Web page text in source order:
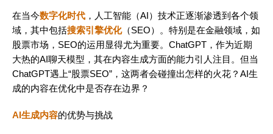
在当今数字化时代 ，人工智能（AI）技术正逐渐渗透到各个领
域，其中包括搜索引擎优化（SEO）。特别是在金融领域，如
股票市场，SEO的运用显得尤为重要。ChatGPT，作为近期
大热的AI聊天模型，其在内容生成方面的能力引人注目。但当
ChatGPT遇上“股票SEO”，这两者会碰撞出怎样的火花？AI生
成的内容在优化中是否存在边界？
AI生成内容的优势与挑战